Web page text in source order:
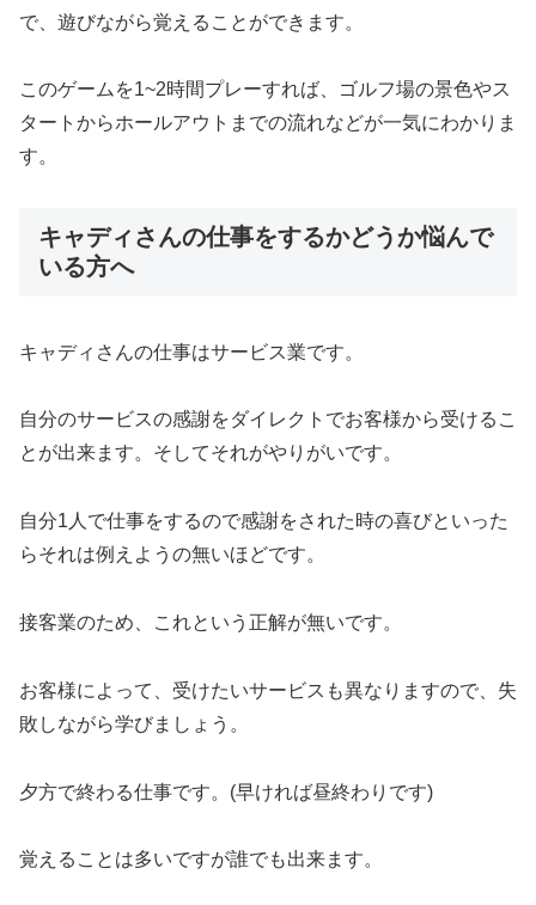
で、 遊びながら覚えることができます。
このゲームを1~2時間プレーすれば、
ゴルフ場の景色やス
タートからホールアウトまでの流れなどが一気にわかりま
す。
キャディさんの仕事をするかどうか悩んで
いる方へ
キャディさんの仕事はサービス業です。
自分のサービスの感謝をダイレクトでお客様から受けるこ
とが出来ます。そしてそれがやりがいです。
自分1人で仕事をするので感謝をされた時の喜びといった
らそれは例えようの無いほどです。
接客業のため、これという正解が無いです。
お客様によって、受けたいサービスも異なりますので、 失
敗しながら学びましょう。
夕方で終わる仕事です。(早ければ昼終わりです)
覚えることは多いですが誰でも出来ます。